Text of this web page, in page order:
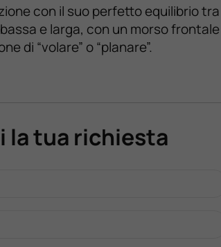
con il suo perfetto equilibrio
e larga, con un morso
di “volare” o “planare”.
la tua richiesta